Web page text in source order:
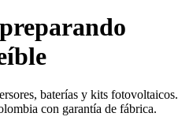
preparando
baterías y kits fotovoltaicos.
con garantía de fábrica.